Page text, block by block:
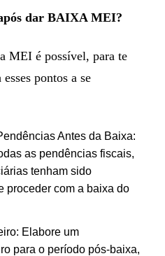
dar BAIXA MEI?
MEI é possível, para te
pontos a se
Antes da Baixa:
as pendências fiscais,
tenham sido
proceder com a baixa do
Elabore um
para o período pós-baixa,